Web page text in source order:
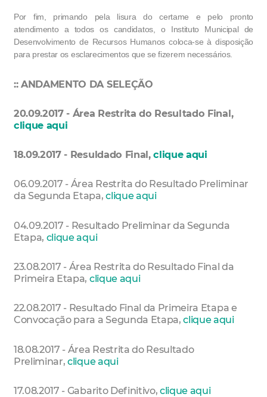
Por fim, primando pela lisura do certame e pelo pronto
atendimento a todos os candidatos, o Instituto Municipal de
Desenvolvimento de Recursos Humanos coloca-se à disposição
para prestar os esclarecimentos que se fizerem necessários.
:: ANDAMENTO DA SELEÇÃO
20.09.2017 - Área Restrita do Resultado Final,
clique aqui
18.09.2017 - Resuldado Final,clique aqui
06.09.2017 - Área Restrita do Resultado Preliminar
da Segunda Etapa,clique aqui
04.09.2017 - Resultado Preliminar da Segunda
Etapa, clique aqui
23.08.2017 - Área Restrita do Resultado Final da
Primeira Etapa, clique aqui
22.08.2017 - Resultado Final da Primeira Etapa e
Convocação para a Segunda Etapa,clique aqui
18.08.2017 - Área Restrita do Resultado
Preliminar,clique aqui
17.08.2017 - Gabarito Definitivo,clique aqui